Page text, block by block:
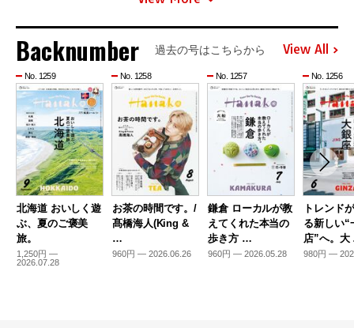
Backnumber 過去の号はこちらから View All
No. 1259
北海道 おいしく遊
ぶ、夏のご褒美
旅。
1,250円 —
2026.07.28
No. 1258
お茶の時間です。/
髙橋海人(King &
…
960円 — 2026.06.26
No. 1257
鎌倉 ローカルが教
えてくれた本当の
歩き方 …
960円 — 2026.05.28
No. 1256
トレンド
る新しい“
店”へ。
980円 —